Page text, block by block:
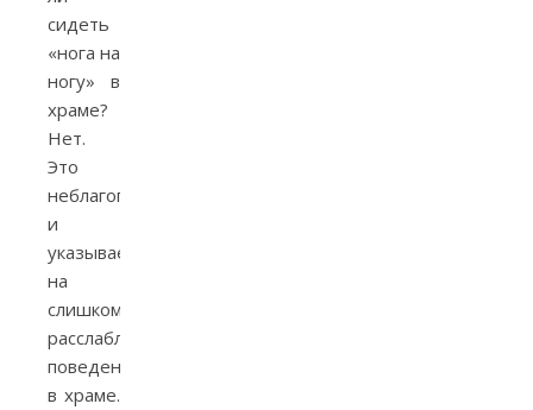
сидеть
«нога на
ногу» в
храме?
Нет.
Это
неблагоговейно
и
указывает
на
слишком
расслабленное
поведение
в храме.